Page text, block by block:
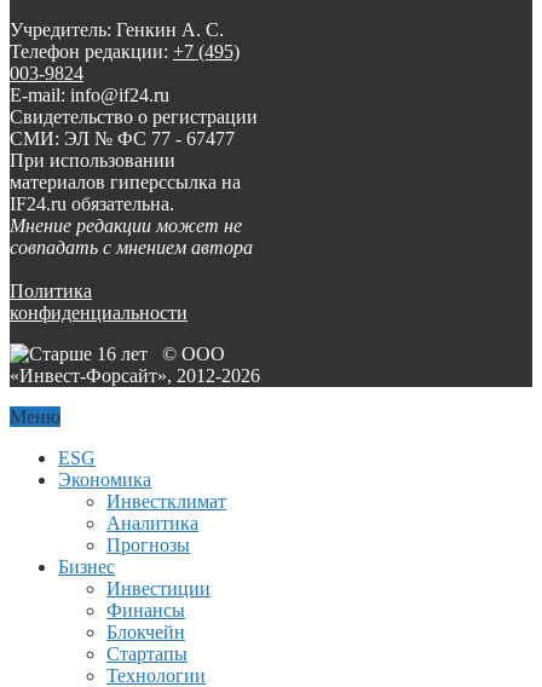
Учредитель: Генкин А. С.
Телефон редакции: +7 (495)
003-9824
E-mail: info@if24.ru
Свидетельство о регистрации
СМИ: ЭЛ № ФС 77 - 67477
При использовании
материалов гиперссылка на
IF24.ru обязательна.
Мнение редакции может не
совпадать с мнением автора
Политика
конфиденциальности
© ООО
«Инвест-Форсайт», 2012-2026
Меню
ESG
Экономика
Инвестклимат
Аналитика
Прогнозы
Бизнес
Инвестиции
Финансы
Блокчейн
Стартапы
Технологии